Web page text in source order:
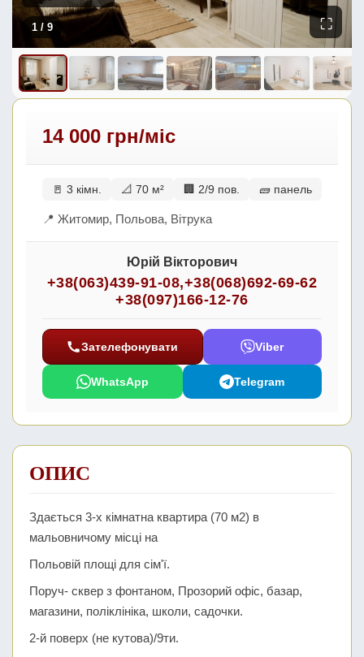
1 / 9 ⛶
14 000 грн/міс
🚪 3 кімн. 📐 70 м² 🏢 2/9 пов. 🧱 панель
📍 Житомир, Польова, Вітрука
Юрій Вікторович
+38(063)439-91-08,+38(068)692-69-62
+38(097)166-12-76
Зателефонувати Viber
WhatsApp Telegram
ОПИС
Здається 3-х кімнатна квартира (70 м2) в
мальовничому місці на
Польовій площі для сім'ї.
Поруч- сквер з фонтаном, Прозорий офіс, базар,
магазини, поліклініка, школи, садочки.
2-й поверх (не кутова)/9ти.